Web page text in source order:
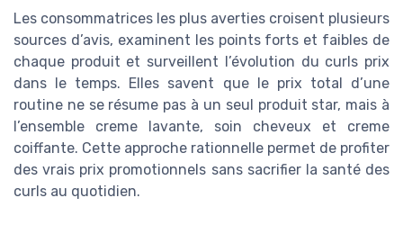
Les consommatrices les plus averties croisent plusieurs
sources d’avis, examinent les points forts et faibles de
chaque produit et surveillent l’évolution du curls prix
dans le temps. Elles savent que le prix total d’une
routine ne se résume pas à un seul produit star, mais à
l’ensemble creme lavante, soin cheveux et creme
coiffante. Cette approche rationnelle permet de profiter
des vrais prix promotionnels sans sacrifier la santé des
curls au quotidien.